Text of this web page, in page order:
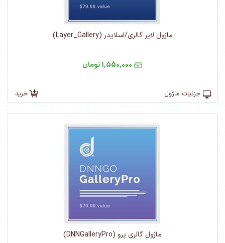
ماژول لایر گالری/اسلایدر (Layer_Gallery)
جزئیات ماژول خرید
ماژول گالری پرو (DNNGalleryPro)